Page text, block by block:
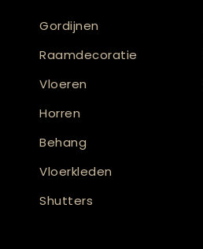
Gordijnen
Raamdecoratie
Vloeren
Horren
Behang
Vloerkleden
Shutters